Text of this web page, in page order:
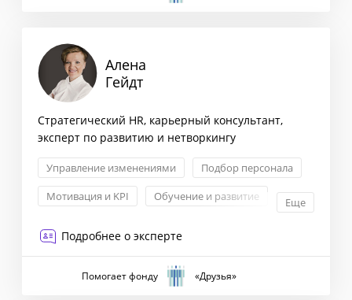
Алена
Гейдт
Стратегический HR, карьерный консультант,
эксперт по развитию и нетворкингу
Управление изменениями
Подбор персонала
Мотивация и KPI
Обучение и развитие Еще
Подробнее о эксперте
Помогает фонду «Друзья»